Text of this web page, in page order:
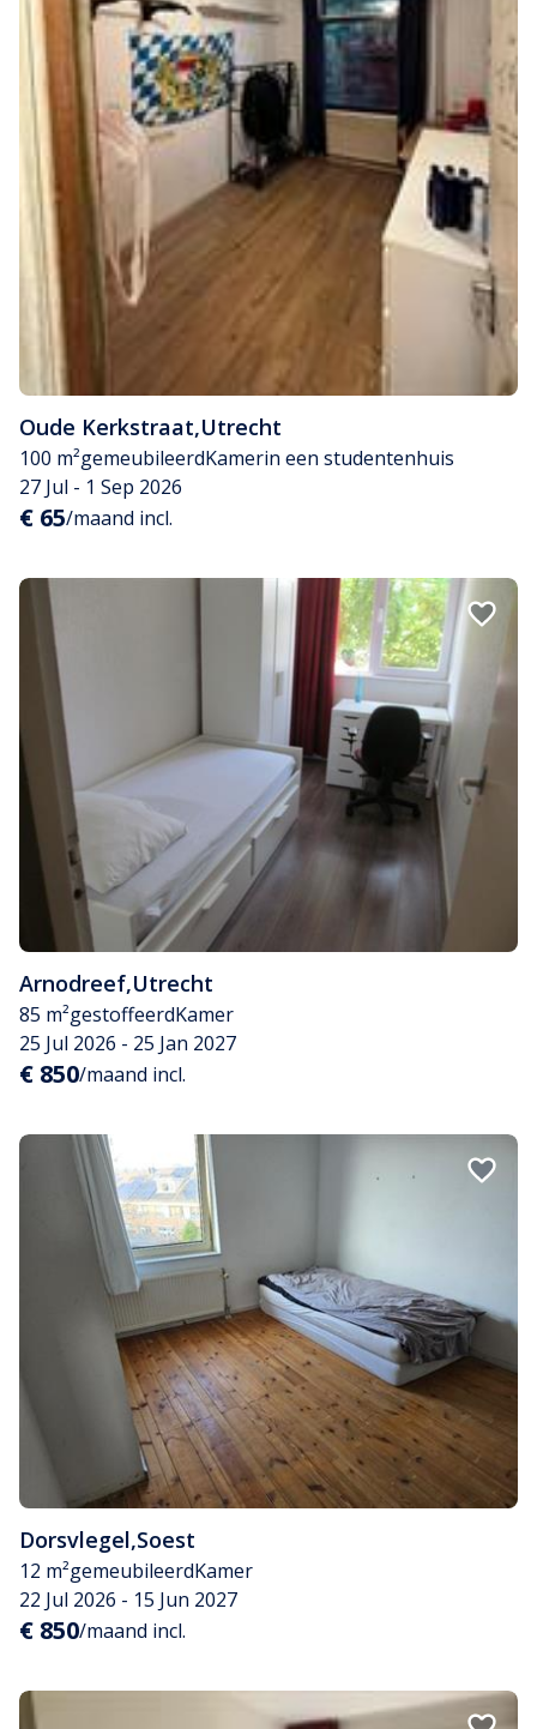
Oude Kerkstraat,Utrecht
100 m²gemeubileerdKamerin een studentenhuis
27 Jul - 1 Sep 2026
€ 65/maand incl.
Arnodreef,Utrecht
85 m²gestoffeerdKamer
25 Jul 2026 - 25 Jan 2027
€ 850/maand incl.
Dorsvlegel,Soest
12 m²gemeubileerdKamer
22 Jul 2026 - 15 Jun 2027
€ 850/maand incl.